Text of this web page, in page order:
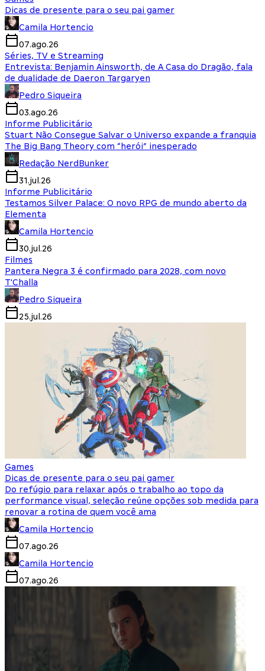
Dicas de presente para o seu pai gamer
Camila Hortencio
07.ago.26
Séries, TV e Streaming
Entrevista: Benjamin Ainsworth, de A Casa do Dragão, fala
de dualidade de Daeron Targaryen
Pedro Siqueira
03.ago.26
Informe Publicitário
Stuart Não Consegue Salvar o Universo expande a franquia
The Big Bang Theory com “herói” inesperado
Redação NerdBunker
31.jul.26
Informe Publicitário
Testamos Silver Palace: O novo RPG de mundo aberto da
Elementa
Camila Hortencio
30.jul.26
Filmes
Pantera Negra 3 é confirmado para 2028, com novo
T'Challa
Pedro Siqueira
25.jul.26
Games
Dicas de presente para o seu pai gamer
Do refúgio para relaxar após o trabalho ao topo da
performance visual, seleção reúne opções sob medida para
renovar a rotina de quem você ama
Camila Hortencio
07.ago.26
Camila Hortencio
07.ago.26